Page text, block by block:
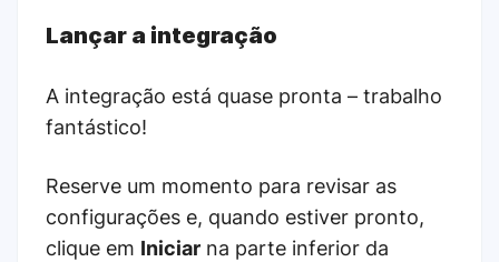
Lançar a integração
A integração está quase pronta – trabalho
fantástico!
Reserve um momento para revisar as
configurações e, quando estiver pronto,
clique em Iniciar na parte inferior da